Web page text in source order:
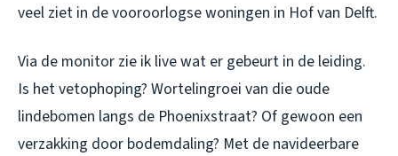
veel ziet in de vooroorlogse woningen in Hof van Delft.
Via de monitor zie ik live wat er gebeurt in de leiding.
Is het vetophoping? Wortelingroei van die oude
lindebomen langs de Phoenixstraat? Of gewoon een
verzakking door bodemdaling? Met de navideerbare